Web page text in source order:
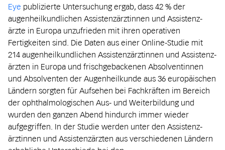
Eye publizierte Untersuchung ergab, dass 42 % der
augenheilkundlichen Assistenz­ärztinnen und Assistenz­
ärzte in Europa unzufrieden mit ihren operativen
Fertigkeiten sind. Die Daten aus einer Online-Studie mit
214 augenheilkundlichen Assistenz­ärztinnen und Assistenz­
ärzten in Europa und frischgebackenen Absolventinnen
und Absolventen der Augenheilkunde aus 36 europäischen
Ländern sorgten für Aufsehen bei Fachkräften im Bereich
der ophthalmologischen Aus- und Weiterbildung und
wurden den ganzen Abend hindurch immer wieder
aufgegriffen. In der Studie werden unter den Assistenz­
ärztinnen und Assistenz­ärzten aus verschiedenen Ländern